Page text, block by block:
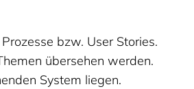
bzw. User Stories.
übersehen werden.
System liegen.